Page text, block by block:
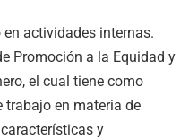
actividades internas.
Promoción a la Equidad y
el cual tiene como
trabajo en materia de
y